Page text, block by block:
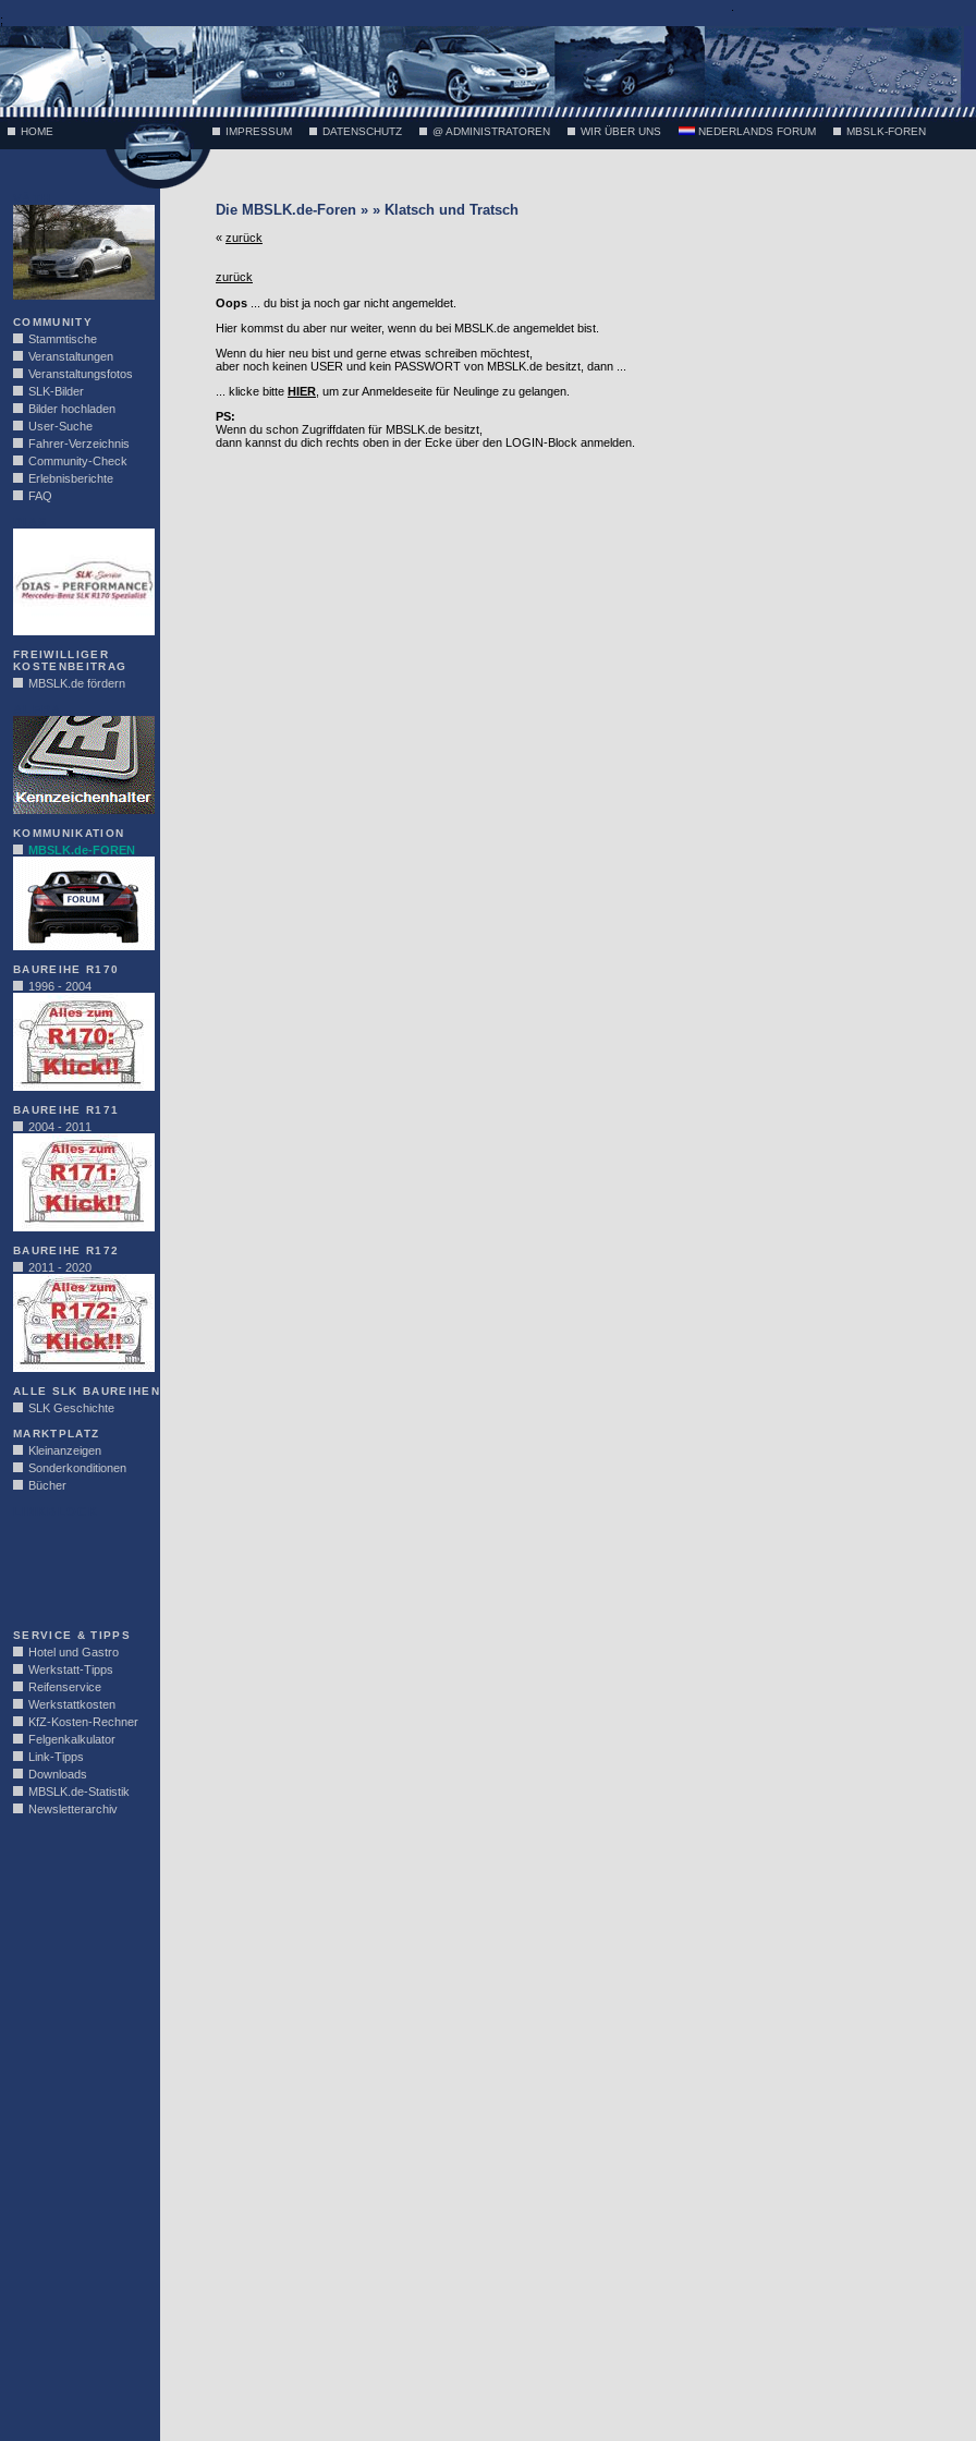
;
HOME IMPRESSUM DATENSCHUTZ @ ADMINISTRATOREN WIR ÜBER UNS NEDERLANDS FORUM MBSLK-FOREN
COMMUNITY
Stammtische
Veranstaltungen
Veranstaltungsfotos
SLK-Bilder
Bilder hochladen
User-Suche
Fahrer-Verzeichnis
Community-Check
Erlebnisberichte
FAQ
FREIWILLIGER
KOSTENBEITRAG
MBSLK.de fördern
KOMMUNIKATION
MBSLK.de-FOREN
BAUREIHE R170
1996 - 2004
BAUREIHE R171
2004 - 2011
BAUREIHE R172
2011 - 2020
ALLE SLK BAUREIHEN
SLK Geschichte
MARKTPLATZ
Kleinanzeigen
Sonderkonditionen
Bücher
SERVICE & TIPPS
Hotel und Gastro
Werkstatt-Tipps
Reifenservice
Werkstattkosten
KfZ-Kosten-Rechner
Felgenkalkulator
Link-Tipps
Downloads
MBSLK.de-Statistik
Newsletterarchiv
Die MBSLK.de-Foren » » Klatsch und Tratsch
« zurück
zurück
Oops ... du bist ja noch gar nicht angemeldet.
Hier kommst du aber nur weiter, wenn du bei MBSLK.de angemeldet bist.
Wenn du hier neu bist und gerne etwas schreiben möchtest,
aber noch keinen USER und kein PASSWORT von MBSLK.de besitzt, dann ...
... klicke bitte HIER , um zur Anmeldeseite für Neulinge zu gelangen.
PS:
Wenn du schon Zugriffdaten für MBSLK.de besitzt,
dann kannst du dich rechts oben in der Ecke über den LOGIN-Block anmelden.